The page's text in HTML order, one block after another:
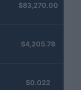
$83,270.00
$4,205.78
$0.022